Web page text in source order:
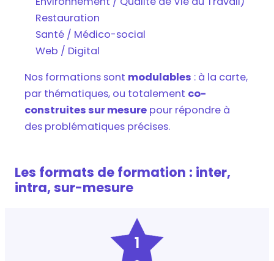
Restauration
Santé / Médico-social
Web / Digital
Nos formations sont modulables : à la carte,
par thématiques, ou totalement co-
construites sur mesure pour répondre à
des problématiques précises.
Les formats de formation : inter,
intra, sur-mesure
1